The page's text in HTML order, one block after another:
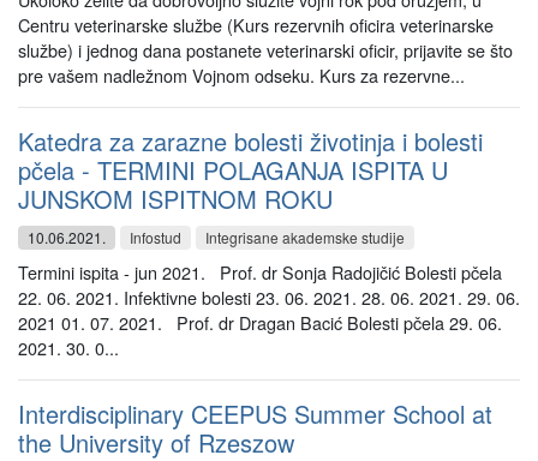
Centru veterinarske službe (Kurs rezervnih oficira veterinarske
službe) i jednog dana postanete veterinarski oficir, prijavite se što
pre vašem nadležnom Vojnom odseku. Kurs za rezervne...
Katedra za zarazne bolesti životinja i bolesti
pčela - TERMINI POLAGANJA ISPITA U
JUNSKOM ISPITNOM ROKU
10.06.2021. Infostud Integrisane akademske studije
Termini ispita - jun 2021. Prof. dr Sonja Radojičić Bolesti pčela
22. 06. 2021. Infektivne bolesti 23. 06. 2021. 28. 06. 2021. 29. 06.
2021 01. 07. 2021. Prof. dr Dragan Bacić Bolesti pčela 29. 06.
2021. 30. 0...
Interdisciplinary CEEPUS Summer School at
the University of Rzeszow